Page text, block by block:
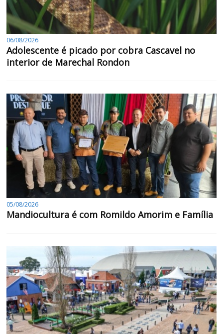
06/08/2026
Adolescente é picado por cobra Cascavel no
interior de Marechal Rondon
05/08/2026
Mandiocultura é com Romildo Amorim e Família